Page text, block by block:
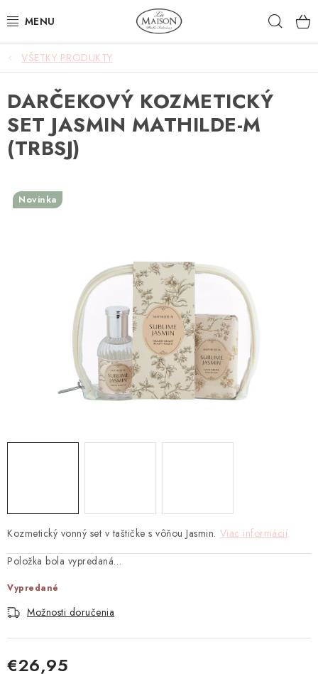
na
NOVINKY
AKCIA
ZÁHRADA
SVIETIDLÁ
ZNAČKY
Ako nakupovať
Podmienky ochrany osobných údajov
VŠETKY PRODUKTY
Kozmetický vonný set v taštičke s vôňou Jasmin. Viac informácií
Položka bola vypredaná…
Vypredané
Možnosti doručenia
€26,95
DARČEKOVÝ KOZMETICKÝ
SET JASMIN MATHILDE-M
(TRBSJ)
Novinka